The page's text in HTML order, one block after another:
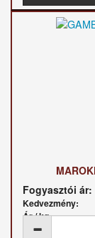
Fogyasztói ár:
Kedvezmény:
Ár / kg: